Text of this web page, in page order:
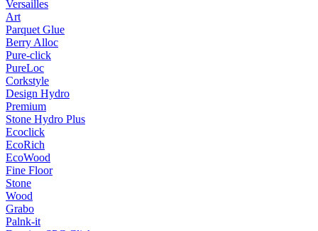
Versailles
Art
Parquet Glue
Berry Alloc
Pure-click
PureLoc
Corkstyle
Design Hydro
Premium
Stone Hydro Plus
Ecoclick
EcoRich
EcoWood
Fine Floor
Stone
Wood
Grabo
Palnk-it